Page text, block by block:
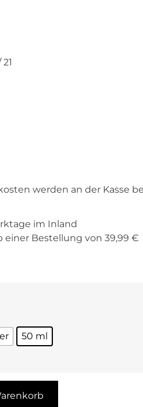
21
werden an der Kasse
im Inland
einer Bestellung von 39,99 €
50 ml